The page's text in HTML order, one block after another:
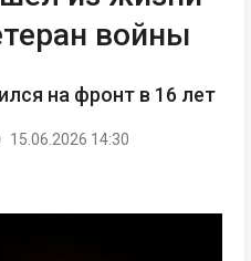
войны
на фронт в 16 лет
15.06.2026 14:30